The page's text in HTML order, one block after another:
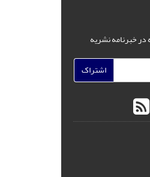
در خبرنامه نشریه
اشتراک